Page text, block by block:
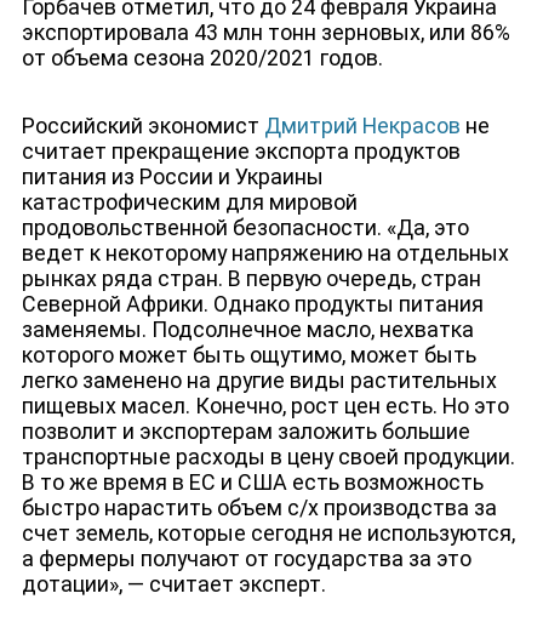
Горбачев отметил, что до 24 февраля Украина
экспортировала 43 млн тонн зерновых, или 86%
от объема сезона 2020/2021 годов.
Российский экономист Дмитрий Некрасов не
считает прекращение экспорта продуктов
питания из России и Украины
катастрофическим для мировой
продовольственной безопасности. «Да, это
ведет к некоторому напряжению на отдельных
рынках ряда стран. В первую очередь, стран
Северной Африки. Однако продукты питания
заменяемы. Подсолнечное масло, нехватка
которого может быть ощутимо, может быть
легко заменено на другие виды растительных
пищевых масел. Конечно, рост цен есть. Но это
позволит и экспортерам заложить большие
транспортные расходы в цену своей продукции.
В то же время в ЕС и США есть возможность
быстро нарастить объем с/х производства за
счет земель, которые сегодня не используются,
а фермеры получают от государства за это
дотации», — считает эксперт.